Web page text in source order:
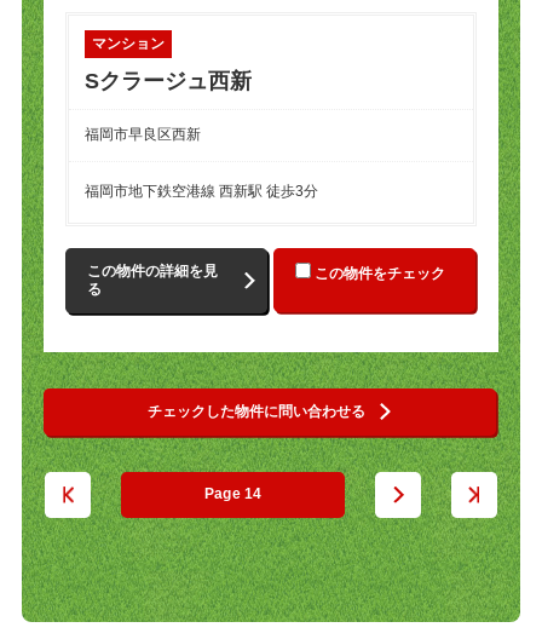
マンション
Sクラージュ西新
福岡市早良区西新
福岡市地下鉄空港線 西新駅 徒歩3分
この物件の詳細を見
る
この物件をチェック
チェックした物件に問い合わせる
14